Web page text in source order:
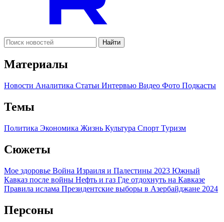
Найти
Материалы
Новости Аналитика Статьи Интервью Видео Фото Подкасты
Темы
Политика Экономика Жизнь Культура Спорт Туризм
Сюжеты
Мое здоровье Война Израиля и Палестины 2023 Южный
Кавказ после войны Нефть и газ Где отдохнуть на Кавказе
Правила ислама Президентские выборы в Азербайджане 2024
Персоны